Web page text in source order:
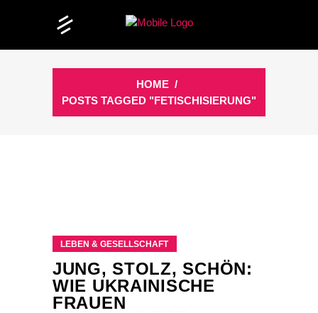
HOME /
POSTS TAGGED "FETISCHISIERUNG"
LEBEN & GESELLSCHAFT
JUNG, STOLZ, SCHÖN:
WIE UKRAINISCHE
FRAUEN